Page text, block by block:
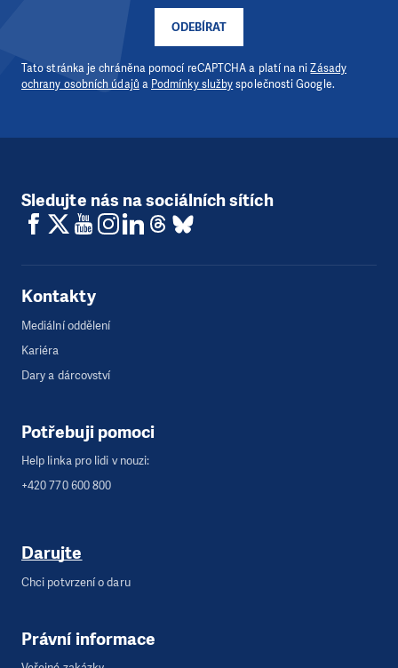
ODEBÍRAT
Tato stránka je chráněna pomocí reCAPTCHA a platí na niZásady
ochrany osobních údajů a Podmínky službyspolečnosti Google.
Sledujte nás na sociálních sítích
Kontakty
Mediální oddělení
Kariéra
Dary a dárcovství
Potřebuji pomoci
Help linka pro lidi v nouzi:
+420 770 600 800
Darujte
Chci potvrzení o daru
Právní informace